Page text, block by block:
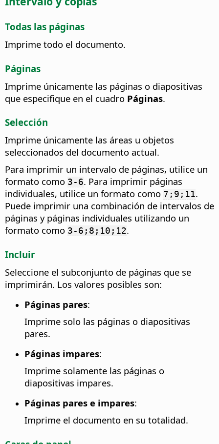
Todas las páginas
Imprime todo el documento.
Páginas
Imprime únicamente las páginas o diapositivas
que especifique en el cuadro Páginas.
Selección
Imprime únicamente las áreas u objetos
seleccionados del documento actual.
Para imprimir un intervalo de páginas, utilice un
formato como 3-6. Para imprimir páginas
individuales, utilice un formato como 7;9;11.
Puede imprimir una combinación de intervalos de
páginas y páginas individuales utilizando un
formato como 3-6;8;10;12.
Incluir
Seleccione el subconjunto de páginas que se
imprimirán. Los valores posibles son:
Páginas pares:
Imprime solo las páginas o diapositivas
pares.
Páginas impares:
Imprime solamente las páginas o
diapositivas impares.
Páginas pares e impares:
Imprime el documento en su totalidad.